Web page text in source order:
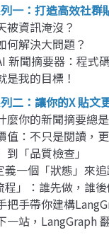
一：打造高效社群
被資訊淹沒？
何解決大問題？
新聞摘要器：程式
是我的目標！
二：讓你的X 貼文
麼你的新聞摘要總
值：不只是閱讀，
「品質檢查」
一個「狀態」來
」：誰先做，誰後
把手帶你建構
站，LangGraph